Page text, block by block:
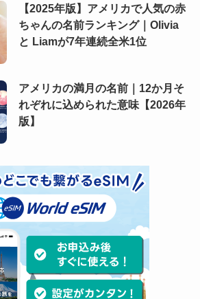
【2025年版】アメリカで人気の赤
ちゃんの名前ランキング｜Olivia
と Liamが7年連続全米1位
アメリカの満月の名前｜12か月そ
れぞれに込められた意味【2026年
版】